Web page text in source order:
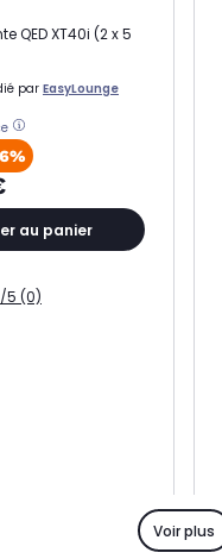
QED XT40i (2 x 5
par EasyLounge
au panier
5 (0)
Voir plus